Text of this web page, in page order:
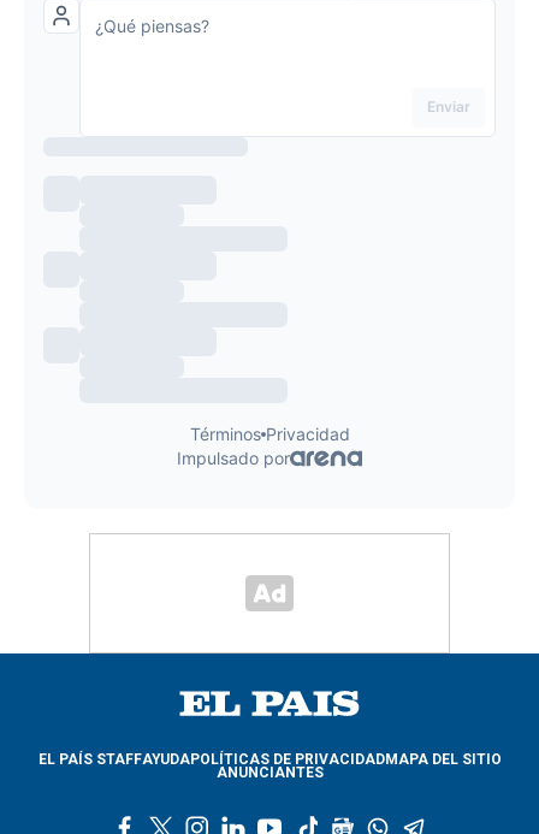
EL PAÍS STAFFAYUDAPOLÍTICAS DE PRIVACIDADMAPA DEL SITIO
ANUNCIANTES
l y t g w